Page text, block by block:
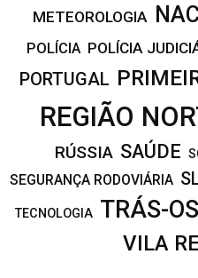
METEOROLOGIA
POLÍCIA POLÍCIA
PORTUGAL
REGIÃO
RÚSSIA SAÚDE
SEGURANÇA RODOVIÁRIA
TECNOLOGIA TRÁS-
VILA